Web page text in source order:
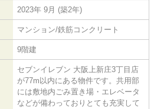
2023年 9月 (築2年)
マンション/鉄筋コンクリート
9階建
セブンイレブン 大阪上新庄3丁目店
が77m以内にある物件です。共用部
には敷地内ごみ置き場・エレベータ
などが備わっておりとても充実して